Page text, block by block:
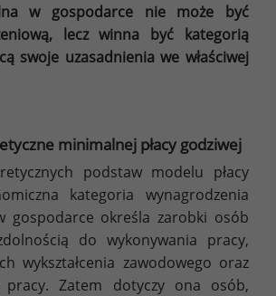
w gospodarce nie może być
lecz winna być kategorią
swoje uzasadnienia we właściwej
minimalnej płacy godziwej
podstaw modelu płacy
kategoria wynagrodzenia
gospodarce określa zarobki osób
do wykonywania pracy,
wykształcenia zawodowego oraz
pracy. Zatem dotyczy ona osób,